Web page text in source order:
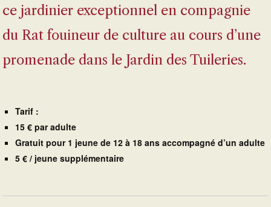
ce jardinier exceptionnel en compagnie
du Rat fouineur de culture au cours d’une
promenade dans le Jardin des Tuileries.
Tarif :
15 € par adulte
Gratuit pour 1 jeune de 12 à 18 ans accompagné d’un adulte
5 € / jeune supplémentaire